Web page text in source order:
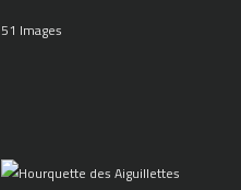
51 Images